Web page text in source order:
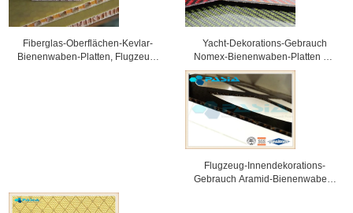
Fiberglas-Oberflächen-Kevlar-
Bienenwaben-Platten, Flugzeug-
Yacht-Dekorations-Gebrauch
Nomex-Bienenwaben-Platten mit
Kohlenstoff-Faser-Oberfläche
Prepreg-Platten
Flugzeug-Innendekorations-
Gebrauch Aramid-Bienenwaben-